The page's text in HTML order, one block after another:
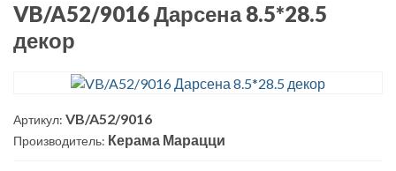
VB/A52/9016 Дарсена 8.5*28.5
декор
Артикул: VB/A52/9016
Производитель: Керама Марацци